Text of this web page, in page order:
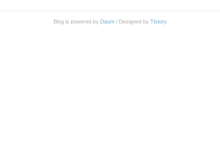
일은 자취를 감추어서 기쁜 마음으로 확인을 하는데, 지메일에 익숙
Blog is powered by Daum/ Designed by Tistory